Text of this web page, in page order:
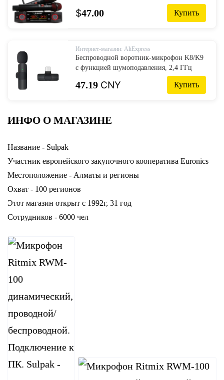
частотой 50 м, подходит для сцены и
свадьбы
$47.00 Купить
Интернет-магазин: AliExpress
Беспроводной воротник-микрофон K8/K9
с функцией шумоподавления, 2,4 ГГц
47.19 CNY Купить
ИНФО О МАГАЗИНЕ
Название - Sulpak
Участник европейского закупочного кооператива Euronics
Местоположение - Алматы и регионы
Охват - 100 регионов
Этот магазин открыт с 1992г, 31 год
Сотрудников - 6000 чел